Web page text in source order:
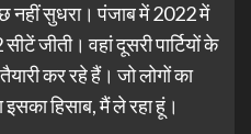
नहीं सुधरा। पंजाब में 2022 में
जीती। वहां दूसरी पार्टियों के
कर रहे हैं। जो लोगों का
हिसाब, मैं ले रहा हूं।